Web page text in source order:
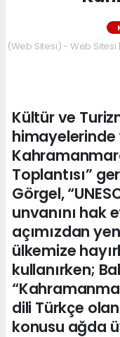
(Web Sitesi) - Web Sitesi
Kültür ve
himayelerinde
Toplantısı”
Görgel,
unvanını hak
açımızdan
ülkemize
kullanırken;
dili Türkçe
konusu ağda